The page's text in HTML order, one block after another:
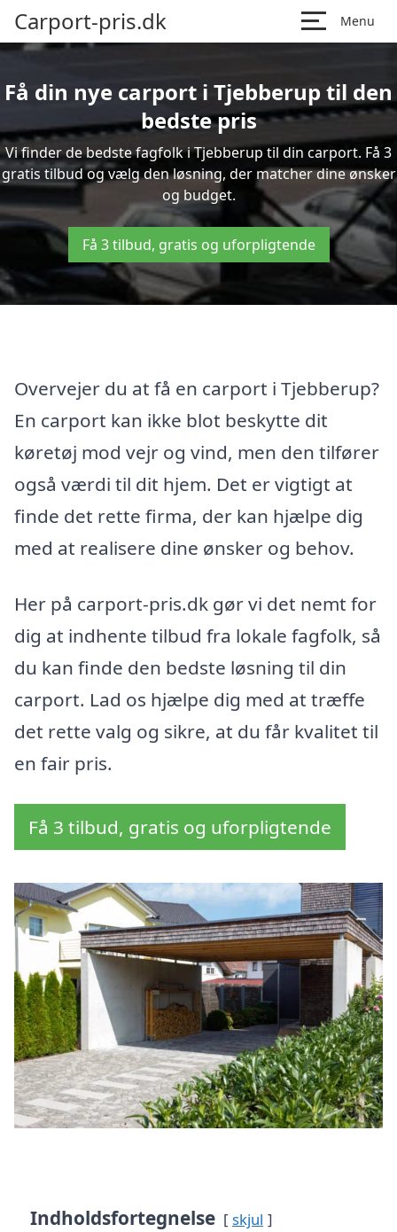
Carport-pris.dk Menu
Få din nye carport i Tjebberup til den
bedste pris
Vi finder de bedste fagfolk i Tjebberup til din carport. Få 3
gratis tilbud og vælg den løsning, der matcher dine ønsker
og budget.
Få 3 tilbud, gratis og uforpligtende
Overvejer du at få en carport i Tjebberup?
En carport kan ikke blot beskytte dit
køretøj mod vejr og vind, men den tilfører
også værdi til dit hjem. Det er vigtigt at
finde det rette firma, der kan hjælpe dig
med at realisere dine ønsker og behov.
Her på carport-pris.dk gør vi det nemt for
dig at indhente tilbud fra lokale fagfolk, så
du kan finde den bedste løsning til din
carport. Lad os hjælpe dig med at træffe
det rette valg og sikre, at du får kvalitet til
en fair pris.
Få 3 tilbud, gratis og uforpligtende
Indholdsfortegnelse skjul